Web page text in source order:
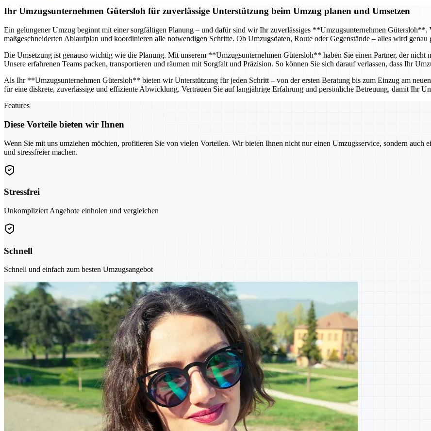
Ihr Umzugsunternehmen Gütersloh für zuverlässige Unterstützung beim Umzug planen und Umsetzen
Ein gelungener Umzug beginnt mit einer sorgfältigen Planung – und dafür sind wir Ihr zuverlässiges **Umzugsunternehmen
maßgeschneiderten Ablaufplan und koordinieren alle notwendigen Schritte. Ob Umzugsdaten, Route oder Gegenstände – alles wird
Die Umsetzung ist genauso wichtig wie die Planung. Mit unserem **Umzugsunternehmen Gütersloh** haben Sie einen Partner, der nicht
Unsere erfahrenen Teams packen, transportieren und räumen mit Sorgfalt und Präzision. So können Sie sich darauf verlassen, dass Ihr
Als Ihr **Umzugsunternehmen Gütersloh** bieten wir Unterstützung für jeden Schritt – von der ersten Beratung bis zum Einzug am
für eine diskrete, zuverlässige und effiziente Abwicklung. Vertrauen Sie auf langjährige Erfahrung und persönliche Betreuung, damit Ihr
Features
Diese Vorteile bieten wir Ihnen
Wenn Sie mit uns umziehen möchten, profitieren Sie von vielen Vorteilen. Wir bieten Ihnen nicht nur einen Umzugsservice, sondern
und stressfreier machen.
Stressfrei
Unkompliziert Angebote einholen und vergleichen
Schnell
Schnell und einfach zum besten Umzugsangebot